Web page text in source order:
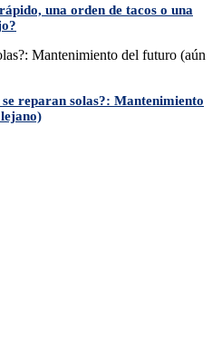
una orden de tacos o una
reparan solas?: Mantenimiento